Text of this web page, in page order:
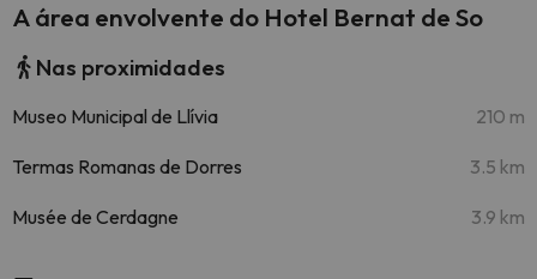
A área envolvente do Hotel Bernat de So
Nas proximidades
Museo Municipal de Llívia 210 m
Termas Romanas de Dorres 3.5 km
Musée de Cerdagne 3.9 km